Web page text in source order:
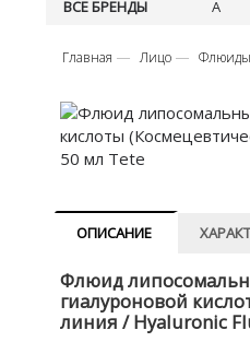
ВСЕ БРЕНДЫ A
Главная Лицо Флюиды
ОПИСАНИЕ
Флюид
гиалуроновой
линия / Hyaluronic